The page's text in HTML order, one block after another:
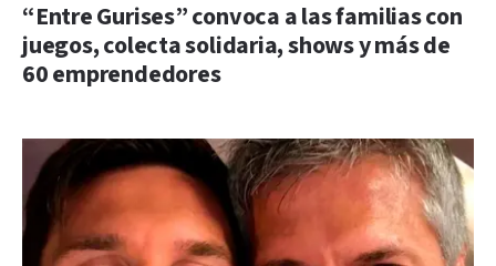
“Entre Gurises” convoca a las familias con
juegos, colecta solidaria, shows y más de
60 emprendedores